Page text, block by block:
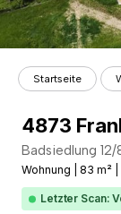
Startseite
4873
Badsiedlung
Wohnung 83 m²
Letzter Scan: